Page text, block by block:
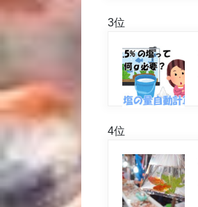
3位
4位